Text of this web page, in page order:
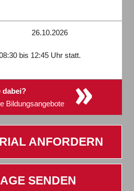
26.10.2026
bis 12:45 Uhr statt.
dabei?
Bildungsangebote
»
ANFORDERN
SENDEN